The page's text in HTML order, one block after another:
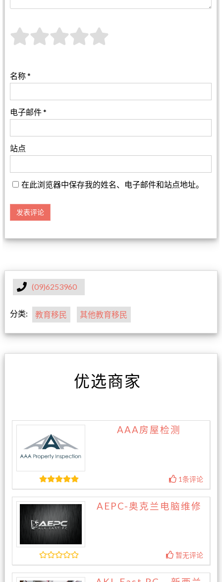
名称*
电子邮件*
站点
在此浏览器中保存我的姓名、电子邮件和站点地址。
(09)6253960
分类: 教育移民 其他教育移民
优选商家
AAA房屋检测
1条评论
AEPC-奥克兰电脑维修
暂无评论